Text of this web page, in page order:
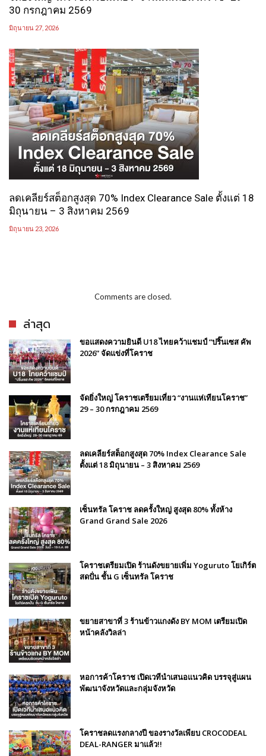
30 กรกฎาคม 2569
มิถุนายน 27, 2026
ลดเคลียร์สต็อกสูงสุด 70% Index Clearance Sale ตั้งแต่ 18
มิถุนายน – 3 สิงหาคม 2569
มิถุนายน 23, 2026
Comments are closed.
ล่าสุด
ขอแสดงความยินดี U18 ไทยคว้าแชมป์ “ปริ๊นเซส คัพ
2026” จัดแข่งที่โคราช
จัดยิ่งใหญ่ โคราชเตรียมเที่ยว “งานแห่เทียนโคราช”
29 – 30 กรกฎาคม 2569
ลดเคลียร์สต็อกสูงสุด 70% Index Clearance Sale
ตั้งแต่ 18 มิถุนายน – 3 สิงหาคม 2569
เซ็นทรัล โคราช ลดครั้งใหญ่ สูงสุด 80% ทั้งห้าง
Grand Grand Sale 2026
โคราชเตรียมเปิด ร้านดังขยายเพิ่ม Yoguruto โยเกิร์ต
สดปั่น ชั้น G เซ็นทรัล โคราช
ขยายสาขาที่ 3 ร้านข้าวแกงดัง BY MOM เตรียมเปิด
หน้าคลังวิลล่า
หอการค้าโคราช เปิดเวทีนำเสนอแนวคิด บรรจุสู่แผน
พัฒนาจังหวัดและกลุ่มจังหวัด
โคราชลดแรงกลางปี ของรางวัลเพียบ CROCODEAL
DEAL-RANGER มาแล้ว!!